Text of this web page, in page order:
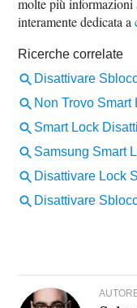
molte più informazioni
interamente dedicata a